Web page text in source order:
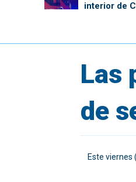
interior de
Las
de
Este